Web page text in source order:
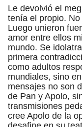
Le devolvió el
tenía el propio.
Luego unieron
amor entre ellos
mundo. Se
primera
como adultos
mundiales, sino
mensajes no son
de Pan y Apolo,
transmisiones
cree Apolo de la